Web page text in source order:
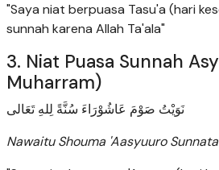
"Saya niat berpuasa Tasu'a (hari
sunnah karena Allah Ta'ala"
3. Niat Puasa Sunnah
Muharram)
نَوَيْتُ صَوْمَ عَاشُوْرَاءَ سُنَّةً لِلهِ تَعَالى
Nawaitu Shouma 'Aasyuuro